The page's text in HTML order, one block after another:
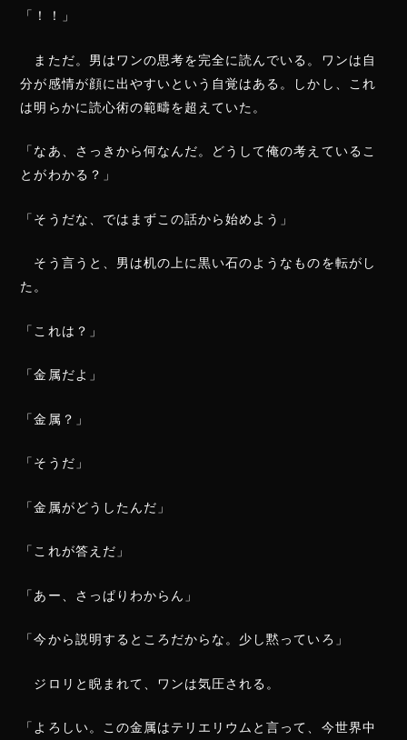
「！！」
まただ。男はワンの思考を完全に読んでいる。ワンは自
分が感情が顔に出やすいという自覚はある。しかし、これ
は明らかに読心術の範疇を超えていた。
「なあ、さっきから何なんだ。どうして俺の考えているこ
とがわかる？」
「そうだな、ではまずこの話から始めよう」
そう言うと、男は机の上に黒い石のようなものを転がし
た。
「これは？」
「金属だよ」
「金属？」
「そうだ」
「金属がどうしたんだ」
「これが答えだ」
「あー、さっぱりわからん」
「今から説明するところだからな。少し黙っていろ」
ジロリと睨まれて、ワンは気圧される。
「よろしい。この金属はテリエリウムと言って、今世界中